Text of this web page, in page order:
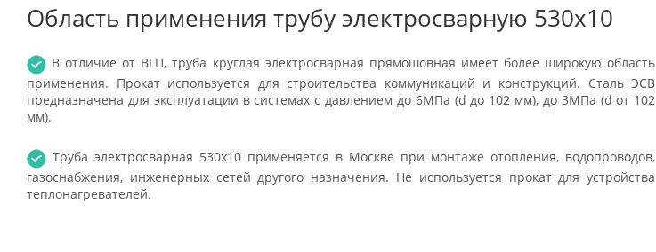
Область применения трубу электросварную 530x10
В отличие от ВГП, труба круглая электросварная прямошовная имеет более широкую область
применения. Прокат используется для строительства коммуникаций и конструкций. Сталь ЭСВ
предназначена для эксплуатации в системах с давлением до 6МПа (d до 102 мм), до 3МПа (d от 102
мм).
Труба электросварная 530x10 применяется в Москве при монтаже отопления, водопроводов,
газоснабжения, инженерных сетей другого назначения. Не используется прокат для устройства
теплонагревателей.